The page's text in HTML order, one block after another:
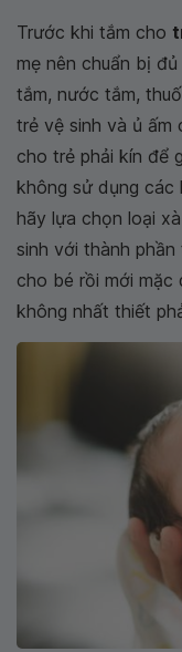
Trước khi tắm cho
mẹ nên chuẩn bị
tắm, nước tắm,
trẻ vệ sinh và ủ ấm
cho trẻ phải kín để
không sử dụng các
hãy lựa chọn loại
sinh với thành
cho bé rồi mới mặc
không nhất thiết